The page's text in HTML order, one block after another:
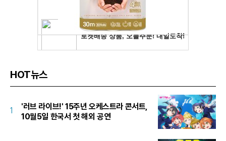
HOT뉴스
1
'러브 라이브!' 15주년 오케스트라 콘서트,
10월5일 한국서 첫 해외 공연